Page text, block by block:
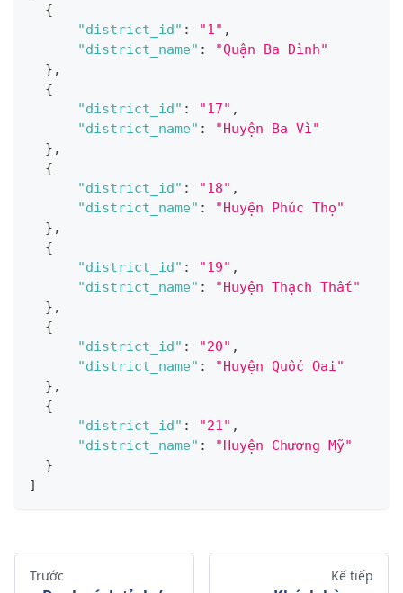
{
"district_id" : "1" ,
"district_name" :
"Quận Ba Đình"
} ,
{
"district_id" : "17" ,
"district_name" :
"Huyện Ba Vì"
} ,
{
"district_id" : "18" ,
"district_name" :
"Huyện Phúc Thọ"
} ,
{
"district_id" : "19" ,
"district_name" :
"Huyện Thạch Thất"
} ,
{
"district_id" : "20" ,
"district_name" :
"Huyện Quốc Oai"
} ,
{
"district_id" : "21" ,
"district_name" :
"Huyện Chương Mỹ"
}
]
Trước Kế tiếp